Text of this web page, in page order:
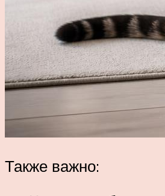
Также важно: